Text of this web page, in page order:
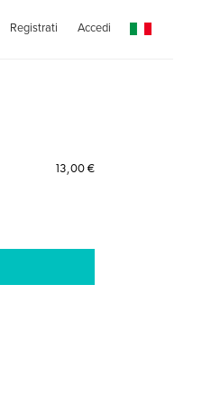
Registrati Accedi
13,00 €